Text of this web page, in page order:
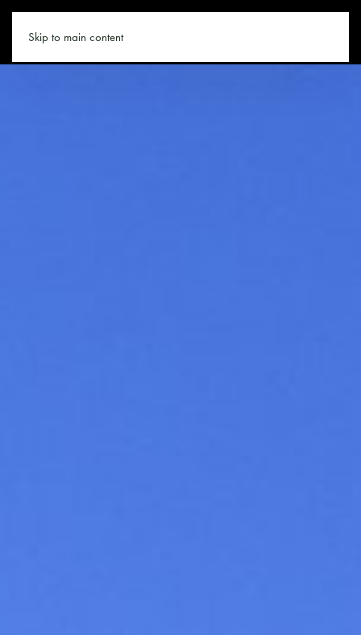
Skip to main content
WANDERN.CO